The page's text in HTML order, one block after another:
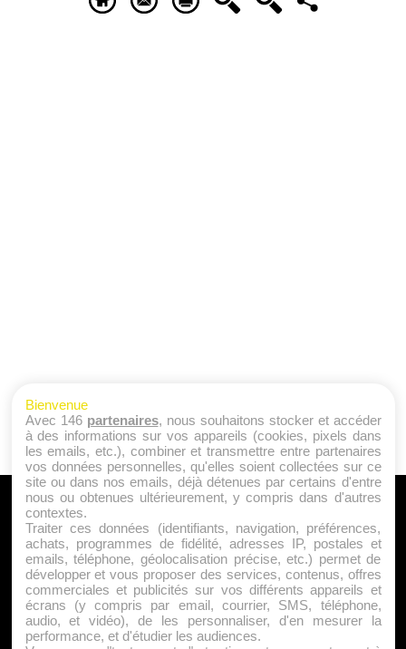
A PROPOS
Qui sommes nous ?
Mentions Légales
Publicité
Politique de Cookies
Contact
Bienvenue
Avec 146 partenaires, nous souhaitons stocker et accéder
à des informations sur vos appareils (cookies, pixels dans
les emails, etc.), combiner et transmettre entre partenaires
vos données personnelles, qu'elles soient collectées sur ce
site ou dans nos emails, déjà détenues par certains d'entre
nous ou obtenues ultérieurement, y compris dans d'autres
contextes.
Traiter ces données (identifiants, navigation, préférences,
achats, programmes de fidélité, adresses IP, postales et
emails, téléphone, géolocalisation précise, etc.) permet de
développer et vous proposer des services, contenus, offres
commerciales et publicités sur vos différents appareils et
écrans (y compris par email, courrier, SMS, téléphone,
audio, et vidéo), de les personnaliser, d'en mesurer la
performance, et d'étudier les audiences.